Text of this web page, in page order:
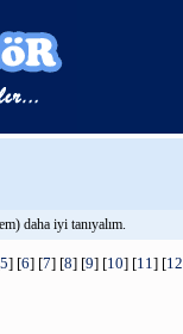
daha iyi tanıyalım.
5] [6] [7] [8] [9] [10] [11] [12